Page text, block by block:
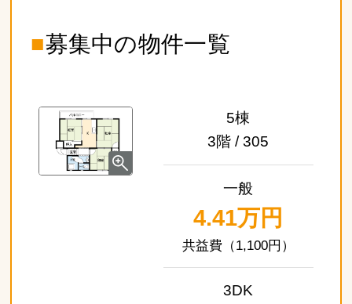
■募集中の物件一覧
5棟
3階 / 305
一般
4.41万円
（1,100円）
3DK